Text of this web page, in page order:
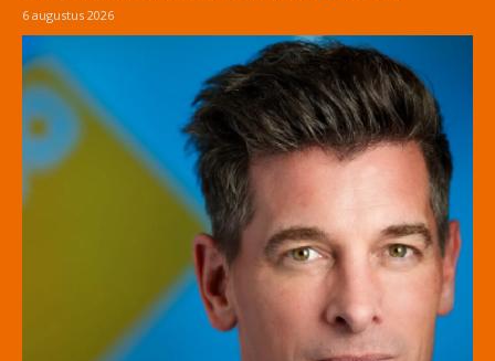
6 augustus 2026